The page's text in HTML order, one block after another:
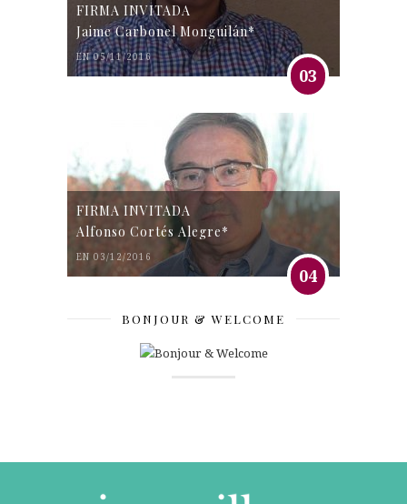
FIRMA INVITADA
Jaime Carbonel Monguilán*
EN 05/11/2016
03
FIRMA INVITADA
Alfonso Cortés Alegre*
EN 03/12/2016
04
BONJOUR & WELCOME